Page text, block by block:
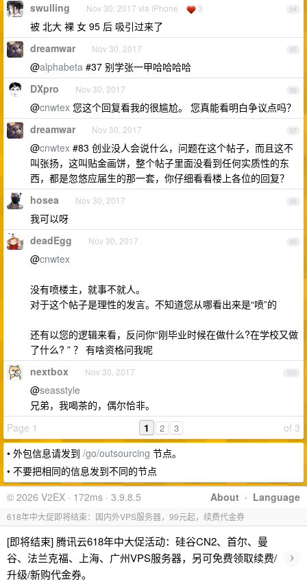
94
swulling Nov 30, 2017 via iPhone 3
被 北大 裸 女 95 后 吸引过来了
95
dreamwar Nov 30, 2017
@alphabeta #37 别学张一甲哈哈哈哈
96
DXpro Nov 30, 2017
@cnwtex 您这个回复看我的很尴尬。 您真能看明白争议点吗？
97
dreamwar Nov 30, 2017
@cnwtex #83 创业没人会说什么，问题在这个帖子，而且这不
叫张扬，这叫贴金画饼，整个帖子里面没看到任何实质性的东
西，都是忽悠应届生的那一套，你仔细看看楼上各位的回复？
98
hosea Nov 30, 2017
我可以呀
99
deadEgg Nov 30, 2017
@cnwtex
没有喷楼主，就事不就人。
对于这个帖子是理性的发言。不知道您从哪看出来是“喷”的
还有以您的逻辑来看，反问你“刚毕业时候在做什么?在学校又做
了什么? ” ？ 有啥资格问我呢
100
nextbox Nov 30, 2017
@seasstyle
兄弟，我喝茶的，偶尔恰非。
Page 1
of 3
1 2 3
• 外包信息请发到 /go/outsourcing 节点。
• 不要把相同的信息发到不同的节点
About · Language
© 2026 V2EX · 172ms · 3.9.8.5
618年中大促即将结束：国内外VPS服务器，99元起，续费代金券
[即将结束] 腾讯云618年中大促活动：硅谷CN2、首尔、曼
谷、法兰克福、上海、广州VPS服务器，另可免费领取续费/
升级/新购代金券。
›